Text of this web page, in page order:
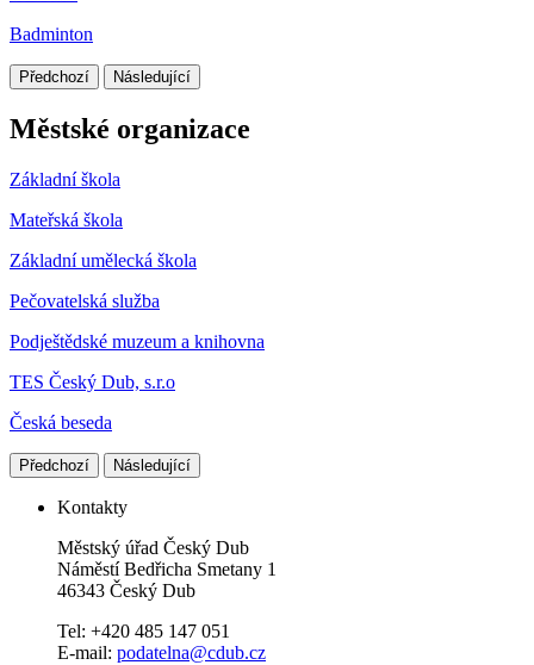
Badminton
Předchozí Následující
Městské organizace
Základní škola
Mateřská škola
Základní umělecká škola
Pečovatelská služba
Podještědské muzeum a knihovna
TES Český Dub, s.r.o
Česká beseda
Předchozí Následující
Kontakty
Městský úřad Český Dub
Náměstí Bedřicha Smetany 1
46343 Český Dub
Tel: +420 485 147 051
E-mail: podatelna@cdub.cz